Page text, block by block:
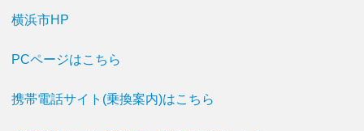
横浜市HP
PCページはこちら
携帯電話サイト(乗換案内)はこちら